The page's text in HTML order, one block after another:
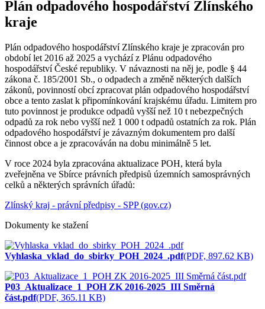
Plán odpadového hospodářství Zlínského
kraje
Plán odpadového hospodářství Zlínského kraje je zpracován pro
období let 2016 až 2025 a vychází z Plánu odpadového
hospodářství České republiky. V návaznosti na něj je, podle § 44
zákona č. 185/2001 Sb., o odpadech a změně některých dalších
zákonů, povinností obcí zpracovat plán odpadového hospodářství
obce a tento zaslat k připomínkování krajskému úřadu. Limitem pro
tuto povinnost je produkce odpadů vyšší než 10 t nebezpečných
odpadů za rok nebo vyšší než 1 000 t odpadů ostatních za rok. Plán
odpadového hospodářství je závazným dokumentem pro další
činnost obce a je zpracováván na dobu minimálně 5 let.
V roce 2024 byla zpracována aktualizace POH, která byla
zveřejněna ve Sbírce právních předpisů územních samosprávných
celků a některých správních úřadů:
Zlínský kraj - právní předpisy - SPP (gov.cz)
Dokumenty ke stažení
Vyhlaska_vklad_do_sbirky_POH_2024_.pdf(PDF, 897.62 KB)
P03_Aktualizace_1_POH ZK 2016-2025_III Směrná
část.pdf(PDF, 365.11 KB)